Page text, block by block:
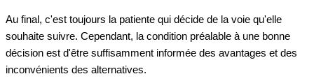
Au final, c'est toujours la patiente qui décide de la voie qu'elle
souhaite suivre. Cependant, la condition préalable à une bonne
décision est d'être suffisamment informée des avantages et des
inconvénients des alternatives.